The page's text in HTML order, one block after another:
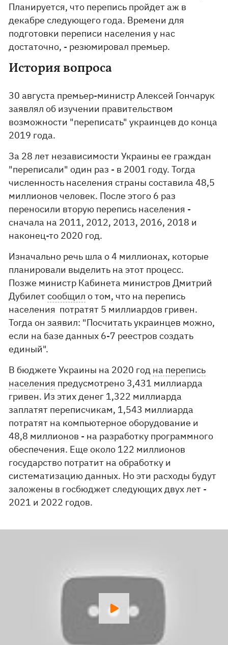
Планируется, что перепись пройдет аж в
декабре следующего года. Времени для
подготовки переписи населения у нас
достаточно, - резюмировал премьер.
История вопроса
30 августа премьер-министр Алексей Гончарук
заявлял об изучении правительством
возможности "переписать" украинцев до конца
2019 года.
За 28 лет независимости Украины ее граждан
"переписали" один раз - в 2001 году. Тогда
численность населения страны составила 48,5
миллионов человек. После этого 6 раз
переносили вторую перепись населения -
сначала на 2011, 2012, 2013, 2016, 2018 и
наконец-то 2020 год.
Изначально речь шла о 4 миллионах, которые
планировали выделить на этот процесс.
Позже министр Кабинета министров Дмитрий
Дубилетсообщил о том, что на перепись
населения потратят 5 миллиардов гривен.
Тогда он заявил: "Посчитать украинцев можно,
если на базе данных 6-7 реестров создать
единый".
В бюджете Украины на 2020 год на перепись
населения предусмотрено 3,431 миллиарда
гривен. Из этих денег 1,322 миллиарда
заплатят переписчикам, 1,543 миллиарда
потратят на компьютерное оборудование и
48,8 миллионов - на разработку программного
обеспечения. Еще около 122 миллионов
государство потратит на обработку и
систематизацию данных. Но эти расходы будут
заложены в госбюджет следующих двух лет -
2021 и 2022 годов.